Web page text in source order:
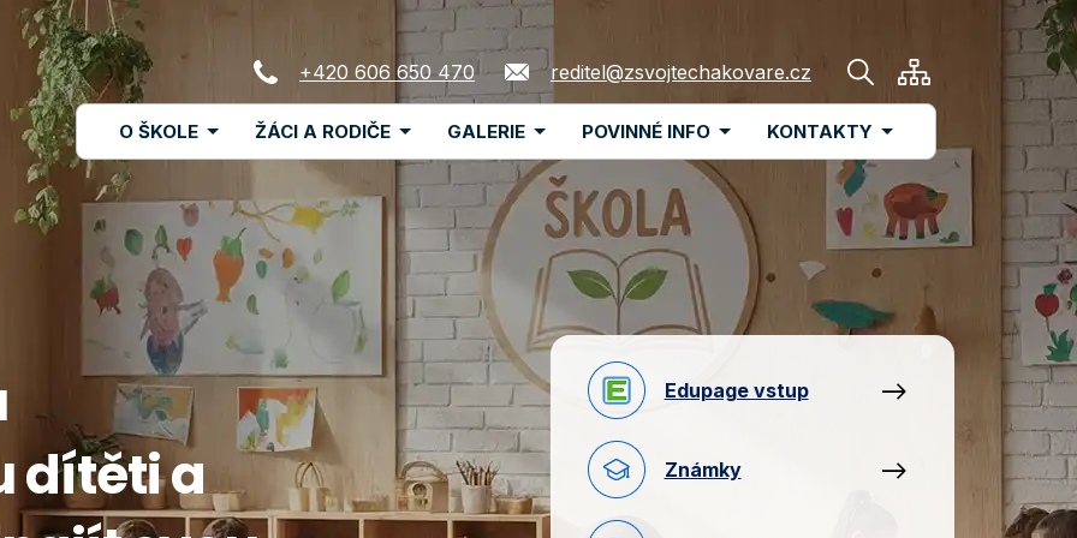
+420 606 650 470 reditel@zsvojtechakovare.cz
Menu
navigace
O ŠKOLE ŽÁCI A RODIČE GALERIE POVINNÉ INFO KONTAKTY
dítěti a
Edupage vstup
Známky